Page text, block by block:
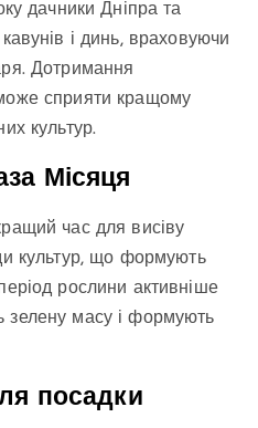
дачники Дніпра та
і динь, враховуючи
Дотримання
сприяти кращому
культур.
Місяця
час для висіву
культур, що формують
рослини активніше
масу і формують
посадки